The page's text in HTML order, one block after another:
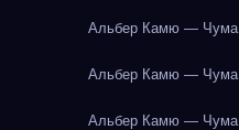
Альбер Камю — Чума
Альбер Камю — Чума
Альбер Камю — Чума